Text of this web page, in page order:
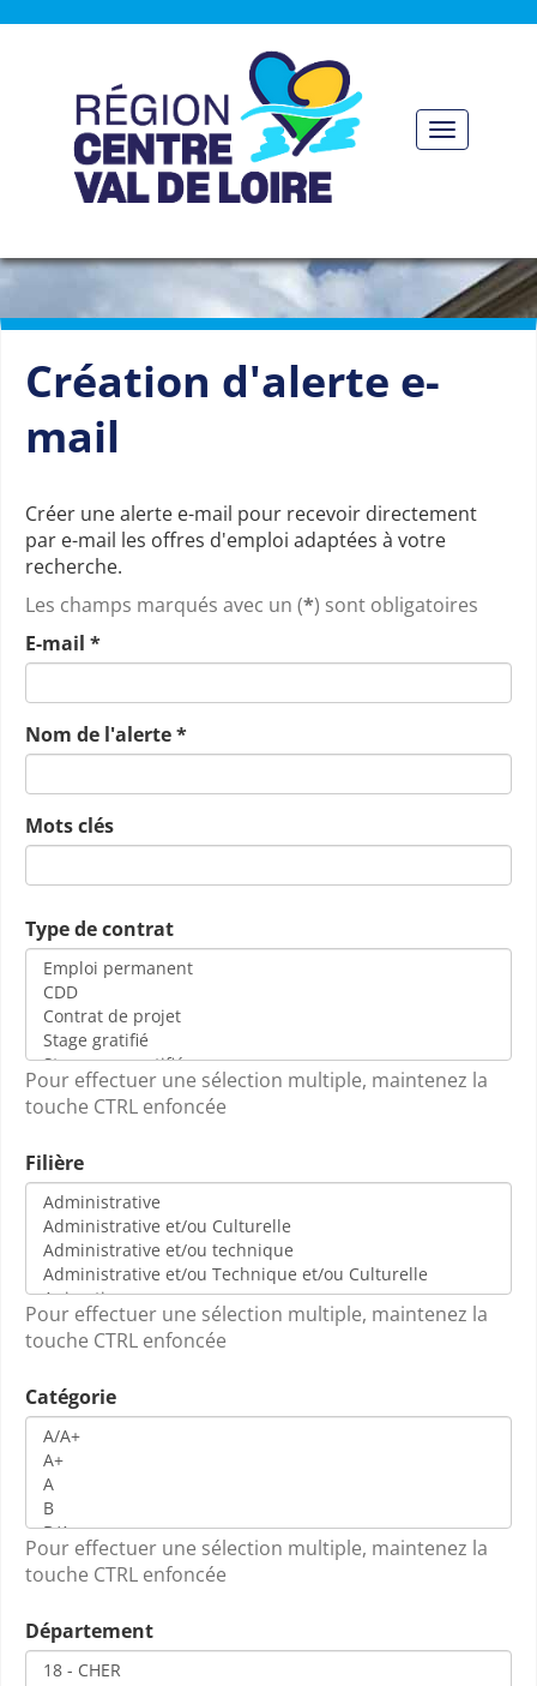
Toggle
Création d'alerte e-
mail
Créer une alerte e-mail pour recevoir directement
par e-mail les offres d'emploi adaptées à votre
recherche.
Les champs marqués avec un (*) sont obligatoires
E-mail *
Nom de l'alerte*
Mots clés
Type de contrat
Pour effectuer une sélection multiple, maintenez la
touche CTRL enfoncée
Filière
Pour effectuer une sélection multiple, maintenez la
touche CTRL enfoncée
Catégorie
Pour effectuer une sélection multiple, maintenez la
touche CTRL enfoncée
Département